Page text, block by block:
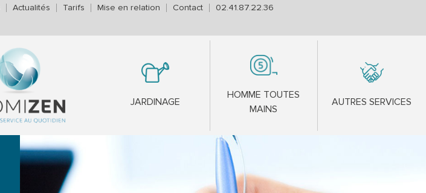
Actualités Tarifs Mise en relation Contact 02.41.87.22.36
JARDINAGE
HOMME TOUTES
MAINS
AUTRES SERVICES